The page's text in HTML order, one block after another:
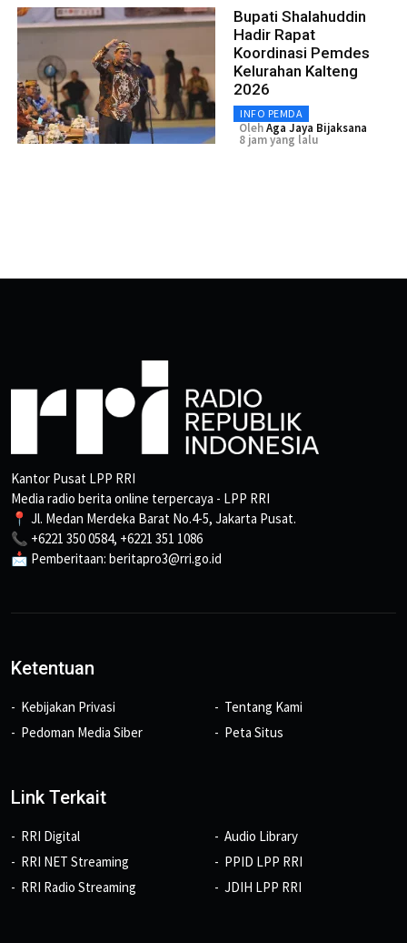
Bupati Shalahuddin
Hadir Rapat
Koordinasi Pemdes
Kelurahan Kalteng
2026
INFO PEMDA
OlehAga Jaya Bijaksana
8 jam yang lalu
Kantor Pusat LPP RRI
Media radio berita online terpercaya - LPP RRI
📍 Jl. Medan Merdeka Barat No.4-5, Jakarta Pusat.
📞 +6221 350 0584, +6221 351 1086
📩 Pemberitaan: beritapro3@rri.go.id
Ketentuan
Kebijakan Privasi
Pedoman Media Siber
Tentang Kami
Peta Situs
Link Terkait
RRI Digital
RRI NET Streaming
RRI Radio Streaming
Audio Library
PPID LPP RRI
JDIH LPP RRI